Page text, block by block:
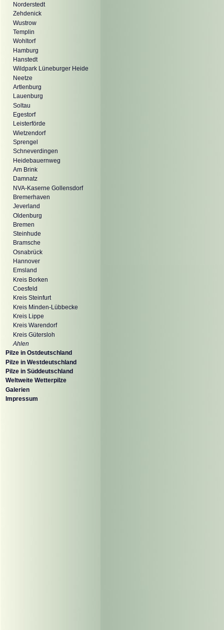
Norderstedt
Zehdenick
Wustrow
Templin
Wohltorf
Hamburg
Hanstedt
Wildpark Lüneburger Heide
Neetze
Artlenburg
Lauenburg
Soltau
Egestorf
Leisterförde
Wietzendorf
Sprengel
Schneverdingen
Heidebauernweg
Am Brink
Damnatz
NVA-Kaserne Gollensdorf
Bremerhaven
Jeverland
Oldenburg
Bremen
Steinhude
Bramsche
Osnabrück
Hannover
Emsland
Kreis Borken
Coesfeld
Kreis Steinfurt
Kreis Minden-Lübbecke
Kreis Lippe
Kreis Warendorf
Kreis Gütersloh
Ahlen
Pilze in Ostdeutschland
Pilze in Westdeutschland
Pilze in Süddeutschland
Weltweite Wetterpilze
Galerien
Impressum